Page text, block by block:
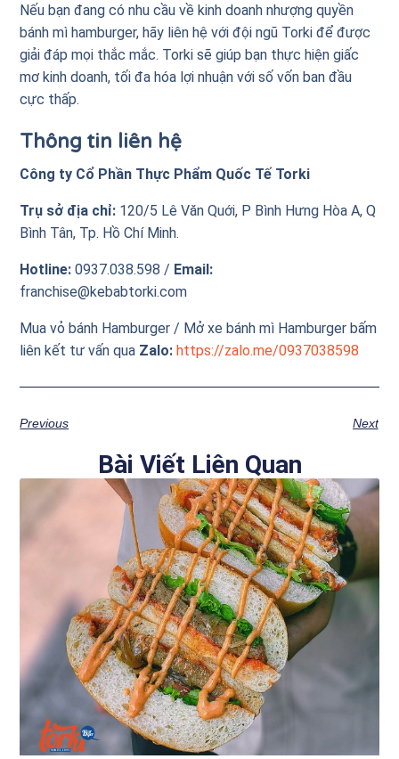
Nếu bạn đang có nhu cầu về kinh doanh nhượng quyền
bánh mì hamburger, hãy liên hệ với đội ngũ Torki để được
giải đáp mọi thắc mắc. Torki sẽ giúp bạn thực hiện giấc
mơ kinh doanh, tối đa hóa lợi nhuận với số vốn ban đầu
cực thấp.
Thông tin liên hệ
Công ty Cổ Phần Thực Phẩm Quốc Tế Torki
Trụ sở địa chỉ: 120/5 Lê Văn Quới, P Bình Hưng Hòa A, Q
Bình Tân, Tp. Hồ Chí Minh.
Hotline: 0937.038.598 / Email:
franchise@kebabtorki.com
Mua vỏ bánh Hamburger / Mở xe bánh mì Hamburger bấm
liên kết tư vấn qua Zalo:https://zalo.me/0937038598
Previous Next
Bài Viết Liên Quan